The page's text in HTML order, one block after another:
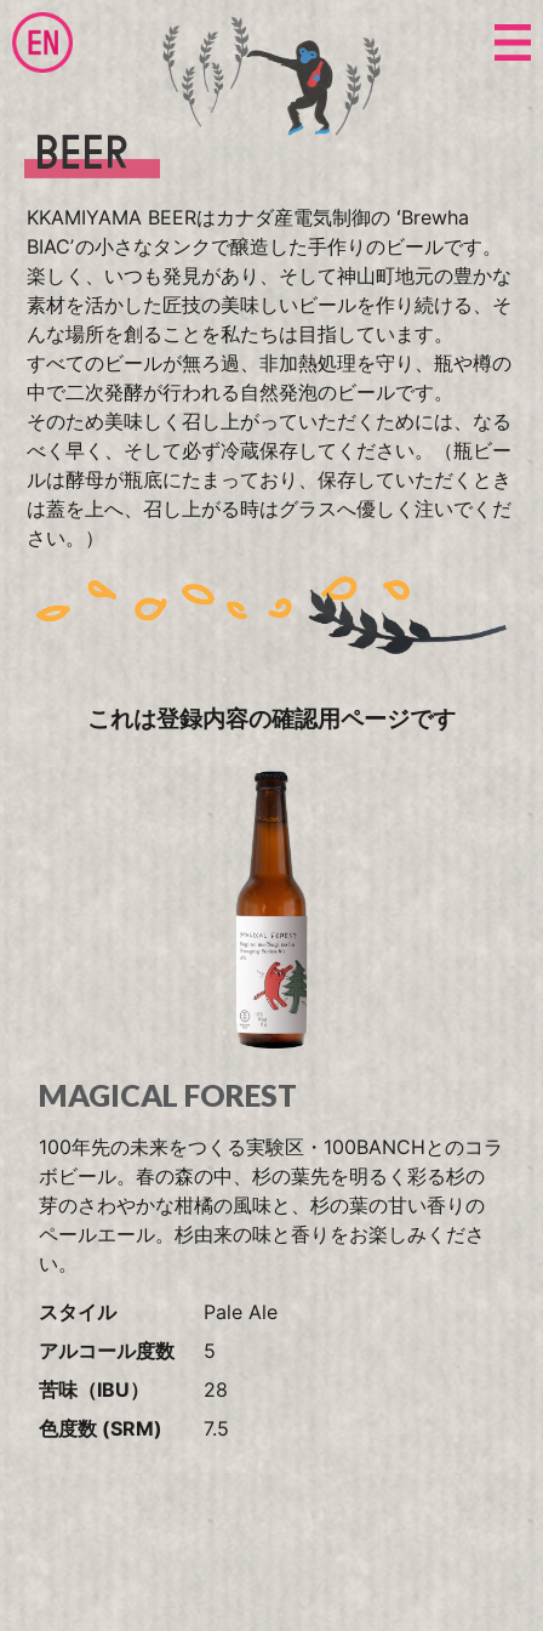
KKAMIYAMA BEERはカナダ産電気制御の ʻBrewha
BIACʼの小さなタンクで醸造した手作りのビールです。
楽しく、いつも発見があり、そして神山町地元の豊かな
素材を活かした匠技の美味しいビールを作り続ける、そ
んな場所を創ることを私たちは目指しています。
すべてのビールが無ろ過、非加熱処理を守り、瓶や樽の
中で二次発酵が行われる自然発泡のビールです。
そのため美味しく召し上がっていただくためには、なる
べく早く、そして必ず冷蔵保存してください。（瓶ビー
ルは酵母が瓶底にたまっており、保存していただくとき
は蓋を上へ、召し上がる時はグラスへ優しく注いでくだ
さい。）
これは登録内容の確認用ページです
MAGICAL FOREST
100年先の未来をつくる実験区・100BANCHとのコラ
ボビール。春の森の中、杉の葉先を明るく彩る杉の
芽のさわやかな柑橘の風味と、杉の葉の甘い香りの
ペールエール。杉由来の味と香りをお楽しみくださ
い。
スタイル
Pale Ale
アルコール度数
5
苦味（IBU）
28
色度数 (SRM)
7.5